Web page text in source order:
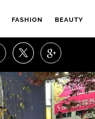
FASHION BEAUTY